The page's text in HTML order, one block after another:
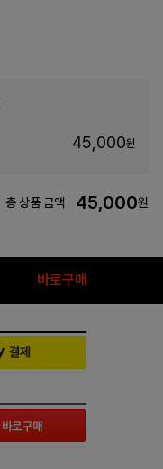
45,000원
총 상품 금액 45,000원
바로구매